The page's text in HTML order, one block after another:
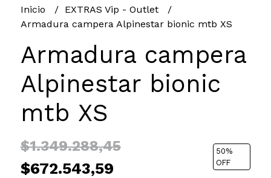
Inicio
EXTRAS Vip - Outlet
Armadura campera Alpinestar bionic mtb XS
Armadura campera
Alpinestar bionic
mtb XS
$1.349.288,45
$672.543,59
50%
OFF